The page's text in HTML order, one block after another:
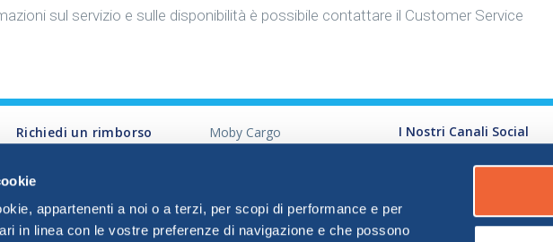
appartenenti a noi o a terzi, per scopi di performance e per
in linea con le vostre preferenze di navigazione e che possono
sul servizio e sulle disponibilità è possibile contattare il Customer Service
Richiedi un rimborso
Modulo Procedimento
Pagamenti Diversi
Moby Cargo
I Nostri Canali Social